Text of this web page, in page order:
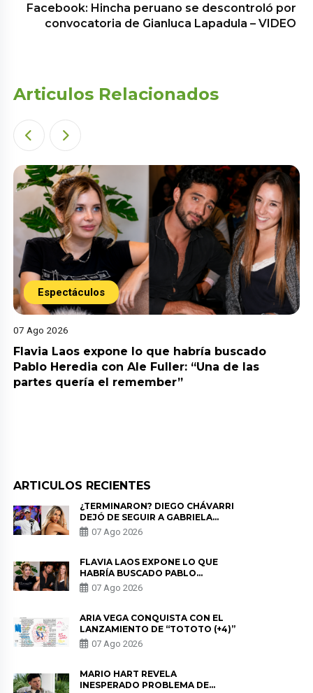
Facebook: Hincha peruano se descontroló por
convocatoria de Gianluca Lapadula – VIDEO
Articulos Relacionados
Espectáculos
07 Ago 2026
Flavia Laos expone lo que habría buscado
Pablo Heredia con Ale Fuller: “Una de las
partes quería el remember”
ARTICULOS RECIENTES
¿TERMINARON? DIEGO CHÁVARRI
DEJÓ DE SEGUIR A GABRIELA
HERRERA Y ANUNCIA SU SALIDA
DE PÓDCAST
07 Ago 2026
FLAVIA LAOS EXPONE LO QUE
HABRÍA BUSCADO PABLO
HEREDIA CON ALE FULLER: “UNA
DE LAS PARTES QUERÍA EL
07 Ago 2026
ARIA VEGA CONQUISTA CON EL
LANZAMIENTO DE “TOTOTO (+4)”
07 Ago 2026
MARIO HART REVELA
INESPERADO PROBLEMA DE